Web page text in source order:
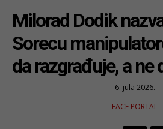
Milorad Dodik
Sorecu
da razgrađuje, a ne
6. jula 2026.
FACE PORTAL